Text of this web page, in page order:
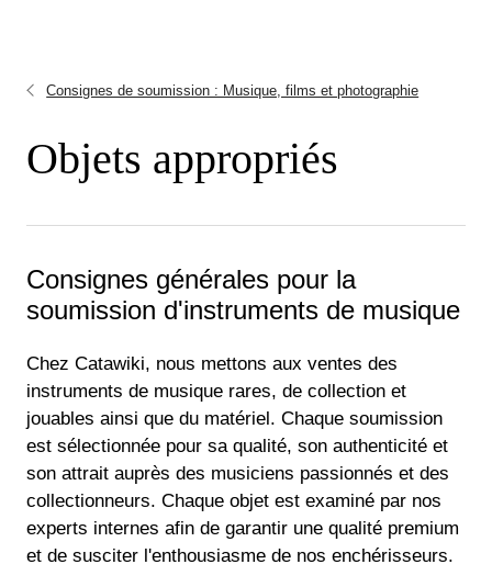
Consignes de soumission : Musique, films et photographie
Objets appropriés
Consignes générales pour la
soumission d'instruments de musique
Chez Catawiki, nous mettons aux ventes des
instruments de musique rares, de collection et
jouables ainsi que du matériel. Chaque soumission
est sélectionnée pour sa qualité, son authenticité et
son attrait auprès des musiciens passionnés et des
collectionneurs. Chaque objet est examiné par nos
experts internes afin de garantir une qualité premium
et de susciter l'enthousiasme de nos enchérisseurs.